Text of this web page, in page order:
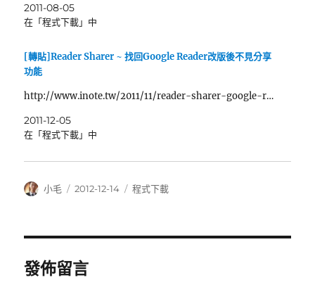
2011-08-05
在「程式下載」中
[轉貼]Reader Sharer ~ 找回Google Reader改版後不見分享
功能
http://www.inote.tw/2011/11/reader-sharer-google-r…
2011-12-05
在「程式下載」中
作
小毛
發
2012-12-14
分
程式下載
發佈留言